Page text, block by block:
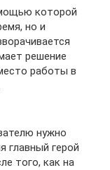
которой
но и
решение
работы в
нужно
главный герой
того, как на